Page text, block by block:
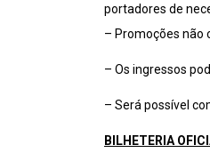
portadores de
– Promoções não
– Os ingressos
– Será possível
BILHETERIA